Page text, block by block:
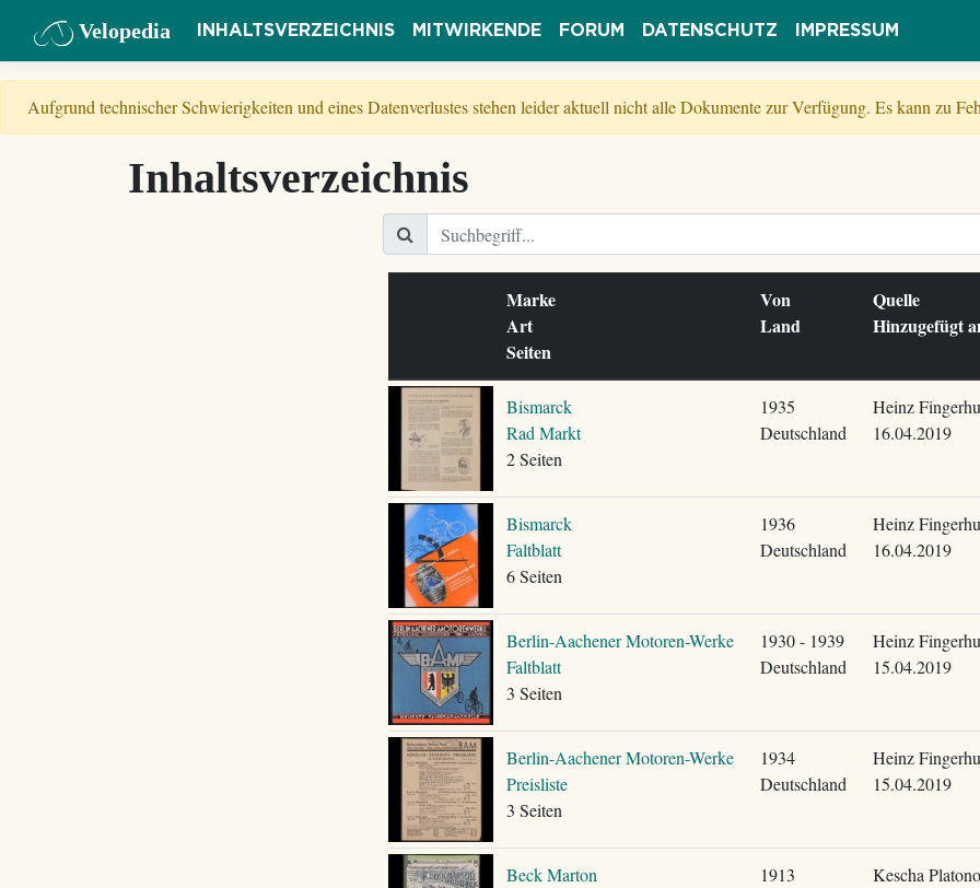
Velopedia INHALTSVERZEICHNIS MITWIRKENDE FORUM DATENSCHUTZ IMPRESSUM
Aufgrund technischer Schwierigkeiten und eines Datenverlustes stehen leider aktuell nicht alle Dokumente zur Verfügung. Es kann zu
Inhaltsverzeichnis
Marke
Art
Seiten
Von
Land
Quelle
Hinzugefügt
Bismarck
Rad Markt
2 Seiten
1935
Deutschland
Heinz
16.04.2019
Bismarck
Faltblatt
6 Seiten
1936
Deutschland
Heinz
16.04.2019
Berlin-Aachener Motoren-Werke
Faltblatt
3 Seiten
1930 - 1939
Deutschland
Heinz
15.04.2019
Berlin-Aachener Motoren-Werke
Preisliste
3 Seiten
1934
Deutschland
Heinz
15.04.2019
Beck Marton
1913
Kescha